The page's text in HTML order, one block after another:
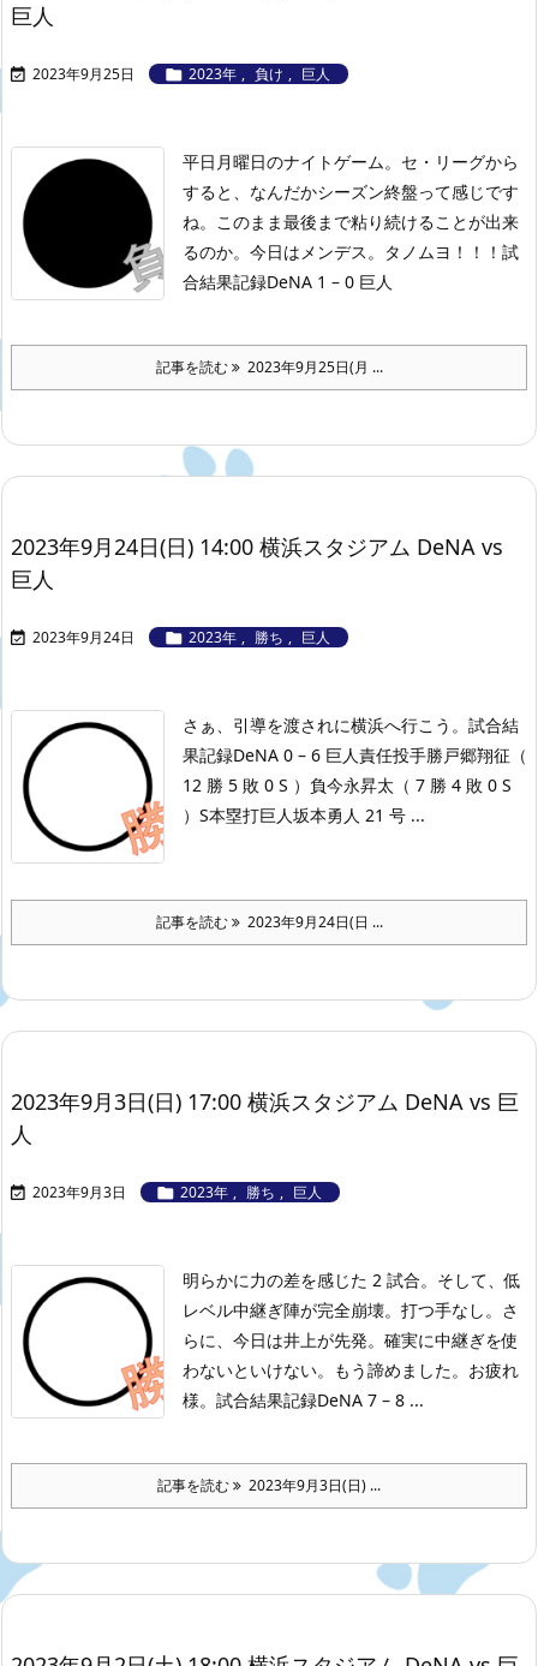
巨人
 2023年9月25日  2023年 , 負け , 巨人
平日月曜日のナイトゲーム。セ・リーグから
すると、なんだかシーズン終盤って感じです
ね。このまま最後まで粘り続けることが出来
るのか。今日はメンデス。タノムヨ！！！ 試
合結果記録DeNA 1 – 0 巨人
記事を読む 2023年9月25日(月 ...
2023年9月24日(日) 14:00 横浜スタジアム DeNA vs
巨人
 2023年9月24日  2023年 , 勝ち , 巨人
さぁ、引導を渡されに横浜へ行こう。 試合結
果記録DeNA 0 – 6 巨人責任投手勝戸郷翔征（
12 勝 5 敗 0 S ）負今永昇太（ 7 勝 4 敗 0 S
）S本塁打巨人坂本勇人 21 号 ...
記事を読む 2023年9月24日(日 ...
2023年9月3日(日) 17:00 横浜スタジアム DeNA vs 巨
人
 2023年9月3日  2023年 , 勝ち , 巨人
明らかに力の差を感じた 2 試合。そして、低
レベル中継ぎ陣が完全崩壊。打つ手なし。さ
らに、今日は井上が先発。確実に中継ぎを使
わないといけない。もう諦めました。お疲れ
様。 試合結果記録DeNA 7 – 8 ...
記事を読む 2023年9月3日(日) ...